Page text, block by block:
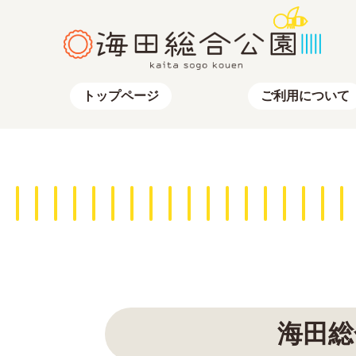
トップページ ご利用について
海田